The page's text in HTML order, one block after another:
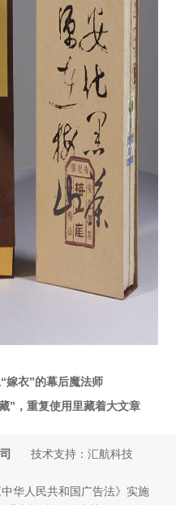
嫁衣”的幕后魔法师
”，重复使用里藏着大文章
技术支持：汇航科技
华人民共和国广告法》实施